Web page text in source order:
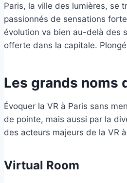
Paris, la ville des lumières, se
passionnés de sensations
évolution va bien au-delà des
offerte dans la capitale.
Les grands noms
Évoquer la VR à Paris sans
de pointe, mais aussi par la
des acteurs majeurs de la VR
Virtual Room